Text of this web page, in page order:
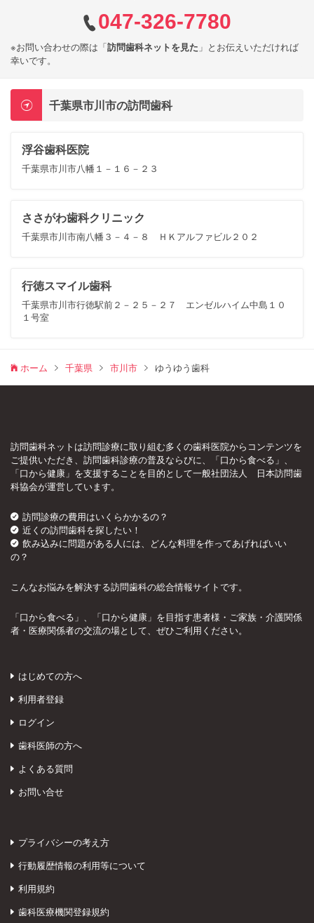
047-326-7780
※お問い合わせの際は「訪問歯科ネットを見た 」とお伝えいただければ
幸いです。
千葉県市川市の訪問歯科
浮谷歯科医院
千葉県市川市八幡１－１６－２３
ささがわ歯科クリニック
千葉県市川市南八幡３－４－８ ＨＫアルファビル２０２
行徳スマイル歯科
千葉県市川市行徳駅前２－２５－２７ エンゼルハイム中島１０
１号室
ホーム 千葉県 市川市 ゆうゆう歯科
訪問歯科ネットは訪問診療に取り組む多くの歯科医院からコンテンツを
ご提供いただき、訪問歯科診療の普及ならびに、「口から食べる」、
「口から健康」を支援することを目的として一般社団法人 日本訪問歯
科協会が運営しています。
訪問診療の費用はいくらかかるの？
近くの訪問歯科を探したい！
飲み込みに問題がある人には、どんな料理を作ってあげればいい
の？
こんなお悩みを解決する訪問歯科の総合情報サイトです。
「口から食べる」、「口から健康」を目指す患者様・ご家族・介護関係
者・医療関係者の交流の場として、ぜひご利用ください。
はじめての方へ
利用者登録
ログイン
歯科医師の方へ
よくある質問
お問い合せ
プライバシーの考え方
行動履歴情報の利用等について
利用規約
歯科医療機関登録規約